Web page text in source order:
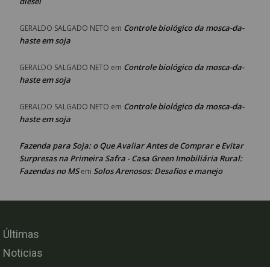
GERALDO SALGADO NETO em Controle biológico da mosca-da-
haste em soja
GERALDO SALGADO NETO em Controle biológico da mosca-da-
haste em soja
GERALDO SALGADO NETO em Controle biológico da mosca-da-
haste em soja
Fazenda para Soja: o Que Avaliar Antes de Comprar e Evitar
Surpresas na Primeira Safra - Casa Green Imobiliária Rural:
Fazendas no MSem Solos Arenosos: Desafios e manejo
Últimas
Noticias